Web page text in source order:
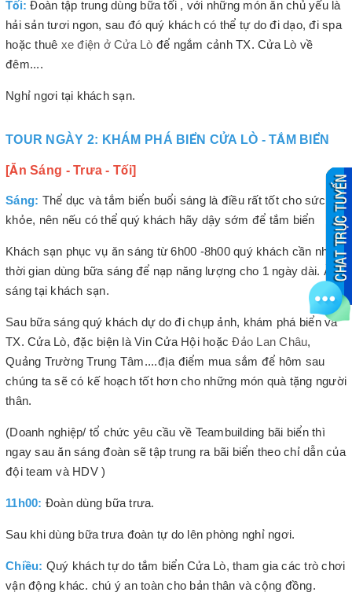
Tối: Đoàn tập trung dùng bữa tối , với những món ăn chủ yếu là
hải sản tươi ngon, sau đó quý khách có thể tự do đi dạo, đi spa
hoặc thuê xe điện ở Cửa Lò để ngắm cảnh TX. Cửa Lò về
đêm....
Nghỉ ngơi tại khách sạn.
TOUR NGÀY 2: KHÁM PHÁ BIỂN CỬA LÒ - TẮM BIỂN
[Ăn Sáng - Trưa - Tối]
Sáng: Thể dục và tắm biển buổi sáng là điều rất tốt cho sức
khỏe, nên nếu có thể quý khách hãy dậy sớm để tắm biển
Khách sạn phục vụ ăn sáng từ 6h00 -8h00 quý khách cần nhớ
thời gian dùng bữa sáng để nạp năng lượng cho 1 ngày dài. Ăn
sáng tại khách sạn.
Sau bữa sáng quý khách dự do đi chụp ảnh, khám phá biển và
TX. Cửa Lò, đặc biện là Vin Cửa Hội hoặcĐảo Lan Châu,
Quảng Trường Trung Tâm....địa điểm mua sắm để hôm sau
chúng ta sẽ có kế hoạch tốt hơn cho những món quà tặng người
thân.
(Doanh nghiệp/ tổ chức yêu cầu về Teambuilding bãi biển thì
ngay sau ăn sáng đoàn sẽ tập trung ra bãi biển theo chỉ dẫn của
đội team và HDV )
11h00: Đoàn dùng bữa trưa.
Sau khi dùng bữa trưa đoàn tự do lên phòng nghỉ ngơi.
Chiều: Quý khách tự do tắm biển Cửa Lò, tham gia các trò chơi
vận động khác. chú ý an toàn cho bản thân và cộng đồng.